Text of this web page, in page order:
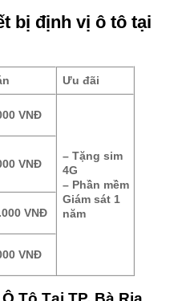
bị định vị ô tô tại
Ưu đãi
VNĐ
– Tặng sim
4G
– Phần mềm
Giám sát 1
năm
VNĐ
VNĐ
VNĐ